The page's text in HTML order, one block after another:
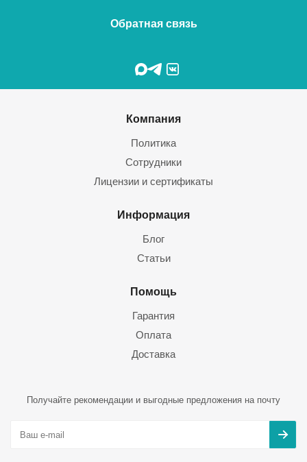
Обратная связь
Компания
Политика
Сотрудники
Лицензии и сертификаты
Информация
Блог
Статьи
Помощь
Гарантия
Оплата
Доставка
Получайте рекомендации и выгодные предложения на почту